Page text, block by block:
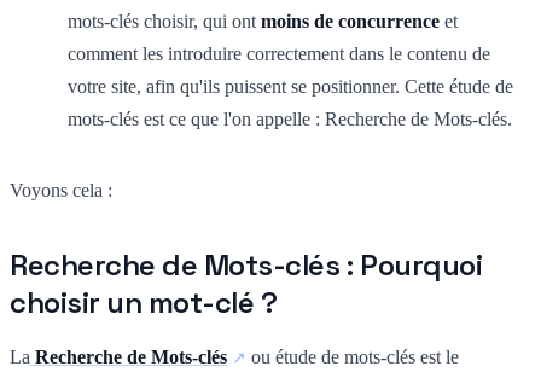
mots-clés choisir, qui ont moins de concurrence et
comment les introduire correctement dans le contenu de
votre site, afin qu'ils puissent se positionner. Cette étude de
mots-clés est ce que l'on appelle : Recherche de Mots-clés.
Voyons cela :
Recherche de Mots-clés : Pourquoi
choisir un mot-clé ?
La Recherche de Mots-clés
ou étude de mots-clés est le